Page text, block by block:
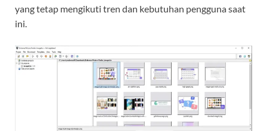
yang tetap mengikuti tren dan kebutuhan pengguna saat
ini.